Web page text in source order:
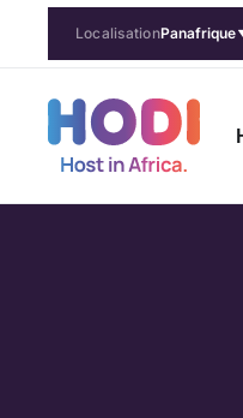
LocalisationPanafrique